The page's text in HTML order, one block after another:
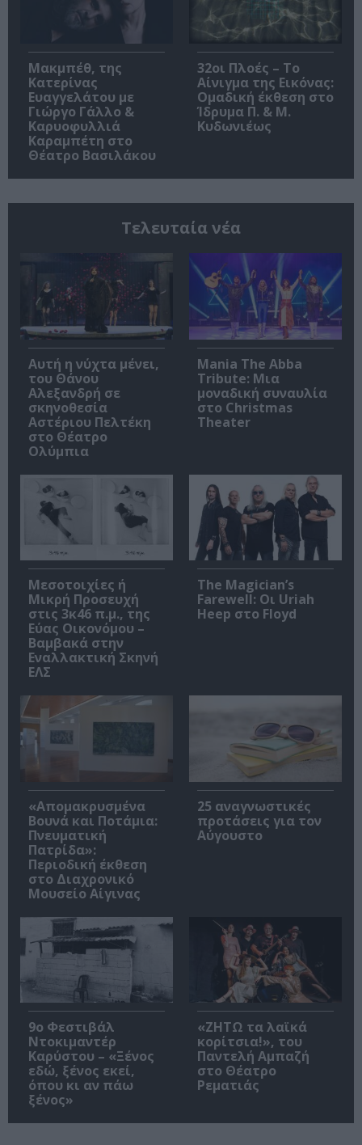
Μακμπέθ, της
Κατερίνας
Ευαγγελάτου με
Γιώργο Γάλλο &
Καρυοφυλλιά
Καραμπέτη στο
Θέατρο Βασιλάκου
32οι Πλοές – Το
Αίνιγμα της Εικόνας:
Ομαδική έκθεση στο
Ίδρυμα Π. & Μ.
Κυδωνιέως
Τελευταία νέα
Αυτή η νύχτα μένει,
του Θάνου
Αλεξανδρή σε
σκηνοθεσία
Αστέριου Πελτέκη
στο Θέατρο
Ολύμπια
Mania The Abba
Tribute: Μια
μοναδική συναυλία
στο Christmas
Theater
Μεσοτοιχίες ή
Μικρή Προσευχή
στις 3κ46 π.μ., της
Εύας Οικονόμου –
Βαμβακά στην
Εναλλακτική Σκηνή
ΕΛΣ
The Magician’s
Farewell: Οι Uriah
Heep στο Floyd
«Απομακρυσμένα
Βουνά και Ποτάμια:
Πνευματική
Πατρίδα»:
Περιοδική έκθεση
στο Διαχρονικό
Μουσείο Αίγινας
25 αναγνωστικές
προτάσεις για τον
Αύγουστο
9ο Φεστιβάλ
Ντοκιμαντέρ
Καρύστου – «Ξένος
εδώ, ξένος εκεί,
όπου κι αν πάω
ξένος»
«ΖΗΤΩ τα λαϊκά
κορίτσια!», του
Παντελή Αμπαζή
στο Θέατρο
Ρεματιάς